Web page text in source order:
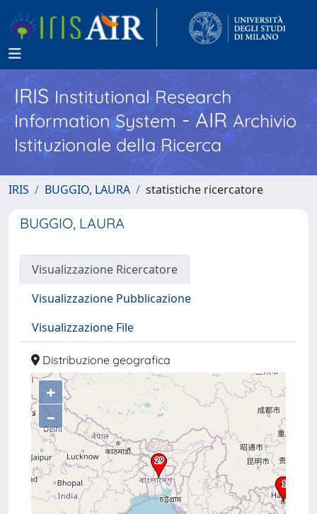
IRISInstitutional Research
Information System - AIR Archivio
Istituzionale della Ricerca
IRIS BUGGIO, LAURA statistiche ricercatore
BUGGIO, LAURA
Visualizzazione Ricercatore
Visualizzazione Pubblicazione
Visualizzazione File
Distribuzione geografica
+
–